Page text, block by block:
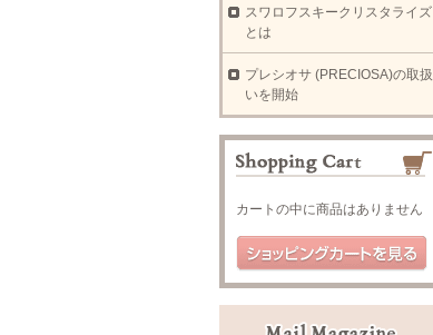
スワロフスキークリスタライズ
とは
プレシオサ (PRECIOSA)の取扱
いを開始
カートの中に商品はありません